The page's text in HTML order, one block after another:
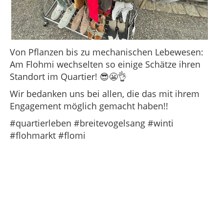
Von Pflanzen bis zu mechanischen Lebewesen:
Am Flohmi wechselten so einige Schätze ihren
Standort im Quartier! 😎😬👌
Wir bedanken uns bei allen, die das mit ihrem
Engagement möglich gemacht haben!!
#quartierleben #breitevogelsang #winti
#flohmarkt #flomi